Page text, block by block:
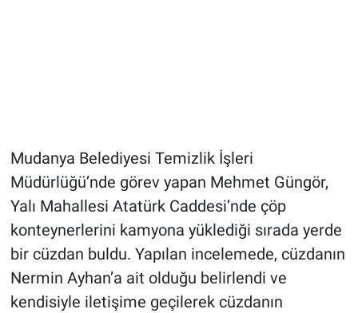
Mudanya Belediyesi Temizlik İşleri
Müdürlüğü’nde görev yapan Mehmet Güngör,
Yalı Mahallesi Atatürk Caddesi’nde çöp
konteynerlerini kamyona yüklediği sırada yerde
bir cüzdan buldu. Yapılan incelemede, cüzdanın
Nermin Ayhan’a ait olduğu belirlendi ve
kendisiyle iletişime geçilerek cüzdanın